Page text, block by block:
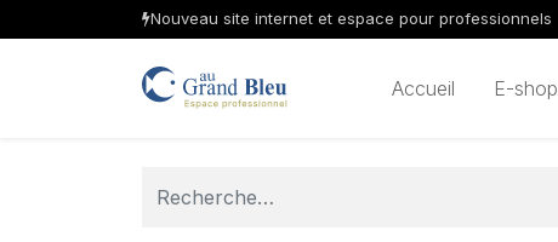
Nouveau site internet et espace pour professionnels
Accueil E-shop